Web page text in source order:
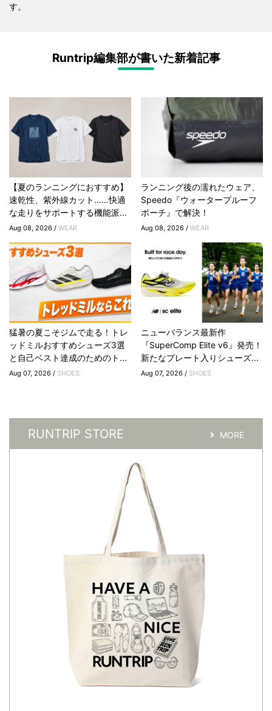
す。
Runtrip編集部が書いた新着記事
【夏のランニングにおすすめ】
速乾性、紫外線カット……快適
な走りをサポートする機能派...
Aug 08, 2026 / WEAR
ランニング後の濡れたウェア、
Speedo『ウォータープルーフ
ポーチ』で解決！
Aug 08, 2026 /WEAR
猛暑の夏こそジムで走る！トレ
ッドミルおすすめシューズ3選
と自己ベスト達成のためのト...
Aug 07, 2026 / SHOES
ニューバランス最新作
『SuperComp Elite v6』発売！
新たなプレート入りシューズ...
Aug 07, 2026 / SHOES
RUNTRIP STORE MORE